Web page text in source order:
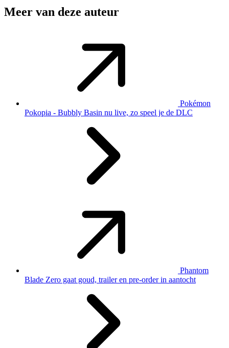
Meer van deze auteur
Pokémon
Pokopia - Bubbly Basin nu live, zo speel je de DLC
Phantom
Blade Zero gaat goud, trailer en pre-order in aantocht